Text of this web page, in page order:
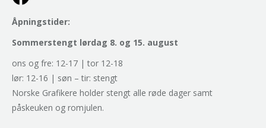
Åpningstider:
Sommerstengt lørdag 8. og 15. august
ons og fre: 12-17 | tor 12-18
lør: 12-16 | søn – tir: stengt
Norske Grafikere holder stengt alle røde dager samt
påskeuken og romjulen.